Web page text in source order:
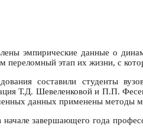
эмпирические данные о
переломный этап их жизни, с
составили студенты
Т.Д. Шевеленковой и П.П.
данных применены методы
начале завершающего года